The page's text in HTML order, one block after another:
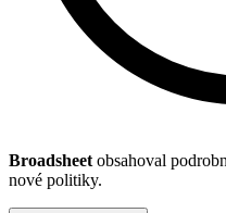
Broadsheet obsahoval
nové politiky.